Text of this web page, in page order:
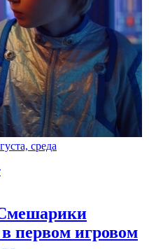
среда
первом игровом